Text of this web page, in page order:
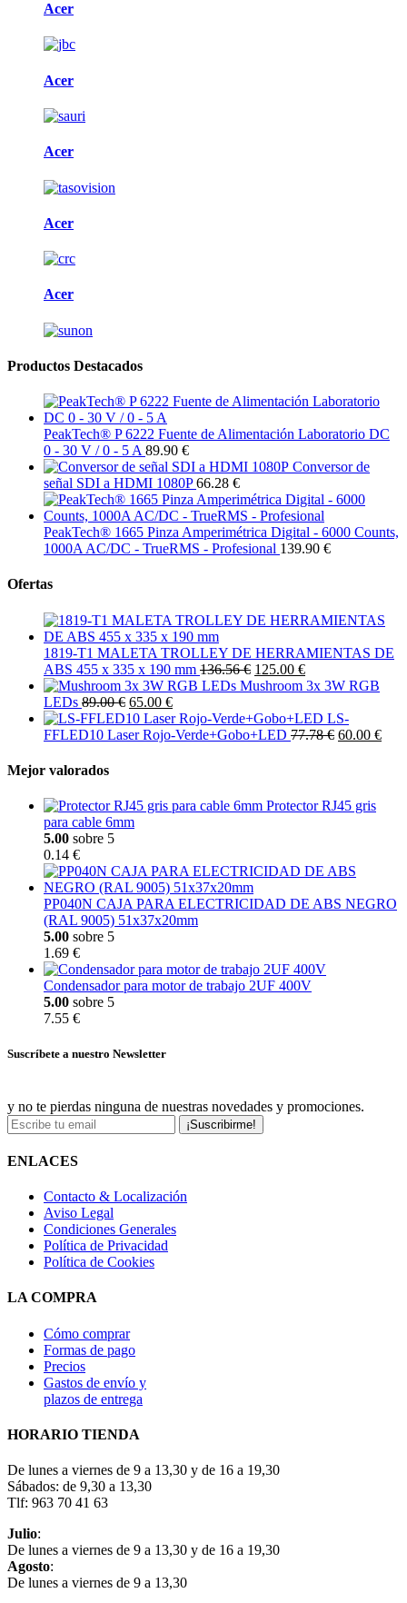
Acer
Acer
Acer
Acer
Acer
Productos Destacados
PeakTech® P 6222 Fuente de Alimentación Laboratorio DC
0 - 30 V / 0 - 5 A 89.90 €
Conversor de
señal SDI a HDMI 1080P 66.28 €
PeakTech® 1665 Pinza Amperimétrica Digital - 6000 Counts,
1000A AC/DC - TrueRMS - Profesional 139.90 €
Ofertas
1819-T1 MALETA TROLLEY DE HERRAMIENTAS DE
ABS 455 x 335 x 190 mm 136.56 € 125.00 €
Mushroom 3x 3W RGB
LEDs 89.00 € 65.00 €
LS-
FFLED10 Laser Rojo-Verde+Gobo+LED 77.78 € 60.00 €
Mejor valorados
Protector RJ45 gris
para cable 6mm
5.00 sobre 5
0.14 €
PP040N CAJA PARA ELECTRICIDAD DE ABS NEGRO
(RAL 9005) 51x37x20mm
5.00 sobre 5
1.69 €
Condensador para motor de trabajo 2UF 400V
5.00 sobre 5
7.55 €
Suscríbete a nuestro Newsletter
y no te pierdas ninguna de nuestras novedades y promociones.
¡Suscribirme!
ENLACES
Contacto & Localización
Aviso Legal
Condiciones Generales
Política de Privacidad
Política de Cookies
LA COMPRA
Cómo comprar
Formas de pago
Precios
Gastos de envío y
plazos de entrega
HORARIO TIENDA
De lunes a viernes de 9 a 13,30 y de 16 a 19,30
Sábados: de 9,30 a 13,30
Tlf: 963 70 41 63
Julio:
De lunes a viernes de 9 a 13,30 y de 16 a 19,30
Agosto:
De lunes a viernes de 9 a 13,30